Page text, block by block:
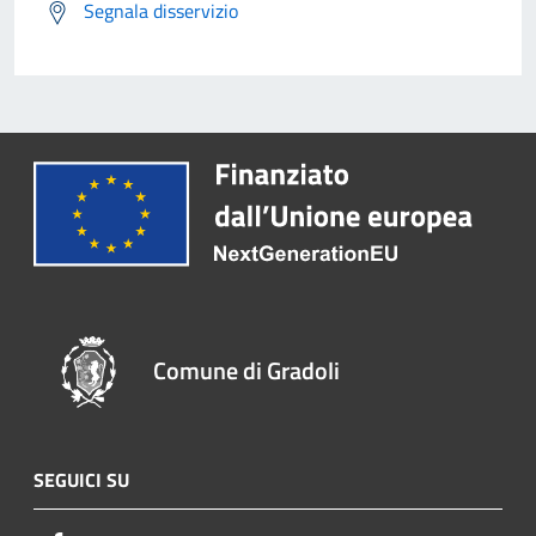
Segnala disservizio
Comune di Gradoli
SEGUICI SU